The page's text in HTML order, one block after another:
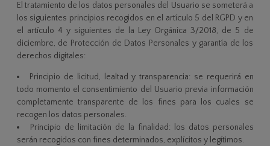
El tratamiento de los datos personales del Usuario se someterá a
los siguientes principios recogidos en el artículo 5 del RGPD y en
el artículo 4 y siguientes de la Ley Orgánica 3/2018, de 5 de
diciembre, de Protección de Datos Personales y garantía de los
derechos digitales:
Principio de licitud, lealtad y transparencia: se requerirá en
todo momento el consentimiento del Usuario previa información
completamente transparente de los fines para los cuales se
recogen los datos personales.
Principio de limitación de la finalidad: los datos personales
serán recogidos con fines determinados, explícitos y legítimos.